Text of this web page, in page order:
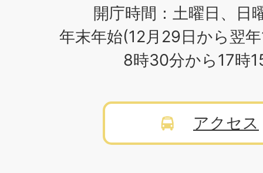
開庁時間：土曜日、日
年末年始(12月29日から翌
8時30分から17時
アクセス